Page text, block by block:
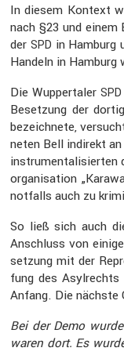
In diesem Kontext
nach §23 und
der SPD in Hamburg
Handeln in
Die Wupper­taler SPD
Beset­zung der
bezeich­nete,
neten Bell indirekt
instru­men­ta­li­sierten
or­ga­ni­sa­tion
notfalls auch zu
So ließ sich auch
Anschluss von
set­zung mit der
fung des
Anfang. Die nächste
Bei der Demo
waren dort. Es